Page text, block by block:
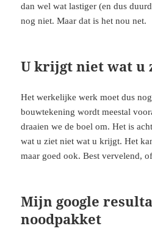
dan wel wat lastiger (en dus
nog niet. Maar dat is het nou net.
U krijgt niet wat u
Het werkelijke werk moet dus
bouwtekening wordt meestal
draaien we de boel om. Het is
wat u ziet niet wat u krijgt. Het
maar goed ook. Best vervelend,
Mijn google
noodpakket